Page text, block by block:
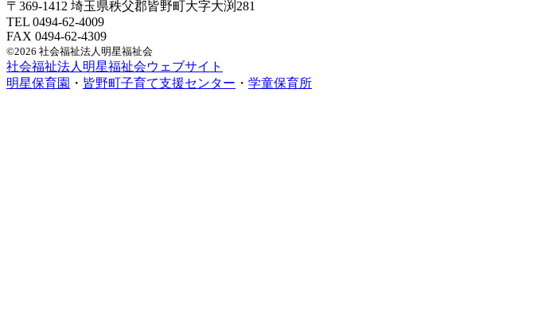
〒369-1412 埼玉県秩父郡皆野町大字大渕281
TEL 0494-62-4009
FAX 0494-62-4309
©2026 社会福祉法人明星福祉会
社会福祉法人明星福祉会ウェブサイト
明星保育園 ・ 皆野町子育て支援センター ・ 学童保育所